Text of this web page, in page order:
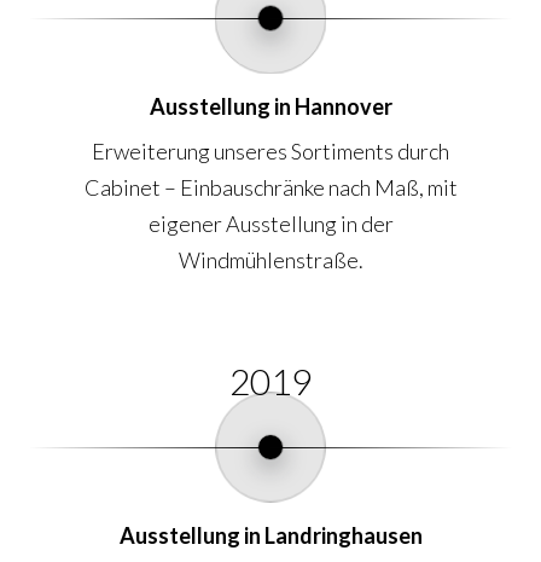
Ausstellung in Hannover
Erweiterung unseres Sortiments durch
Cabinet – Einbauschränke nach Maß, mit
eigener Ausstellung in der
Windmühlenstraße.
2019
Ausstellung in Landringhausen